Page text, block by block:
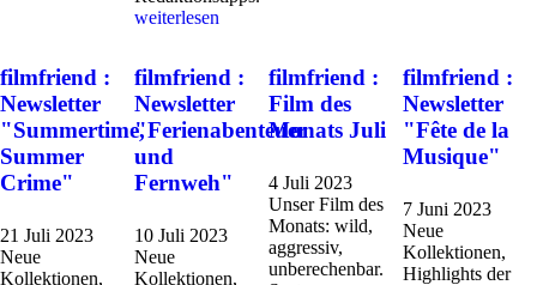
weiterlesen
filmfriend :
Newsletter
"Summertime,
Summer
Crime"
21 Juli 2023
Neue
Kollektionen,
filmfriend :
Newsletter
"Ferienabenteuer
und
Fernweh"
10 Juli 2023
Neue
Kollektionen,
filmfriend :
Film des
Monats Juli
4 Juli 2023
Unser Film des
Monats: wild,
aggressiv,
unberechenbar.
filmfriend :
Newsletter
"Fête de la
Musique"
7 Juni 2023
Neue
Kollektionen,
Highlights der